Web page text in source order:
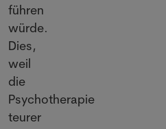
führen
würde.
Dies,
weil
die
Psychotherapie
teurer